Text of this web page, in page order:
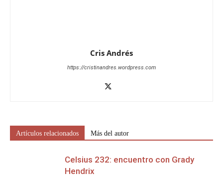
Cris Andrés
https://cristinandres.wordpress.com
Artículos relacionados Más del autor
Celsius 232: encuentro con Grady
Hendrix